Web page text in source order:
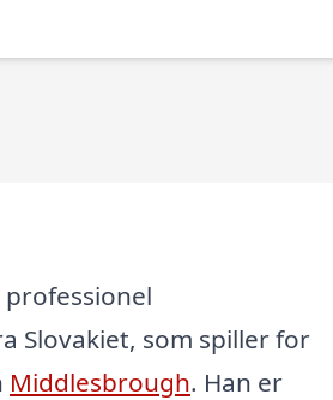
professionel
Slovakiet, som spiller for
Middlesbrough. Han er